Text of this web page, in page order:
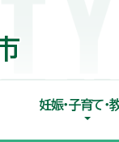
妊娠・子育て・